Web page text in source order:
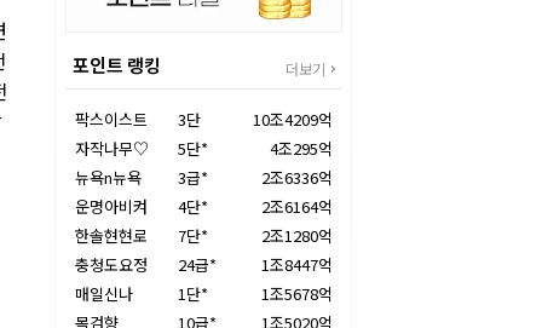
포인트 랭킹 더보기
팍스이스트 3단
10조4209억
자작나무♡
5단*
4조295억
뉴욕n뉴욕
3급*
2조6336억
운명아비켜
4단*
2조6164억
한솔현현로
7단*
2조1280억
충청도요정
24급*
1조8447억
매일신나
1단*
1조5678억
목검향
10급*
1조5020억